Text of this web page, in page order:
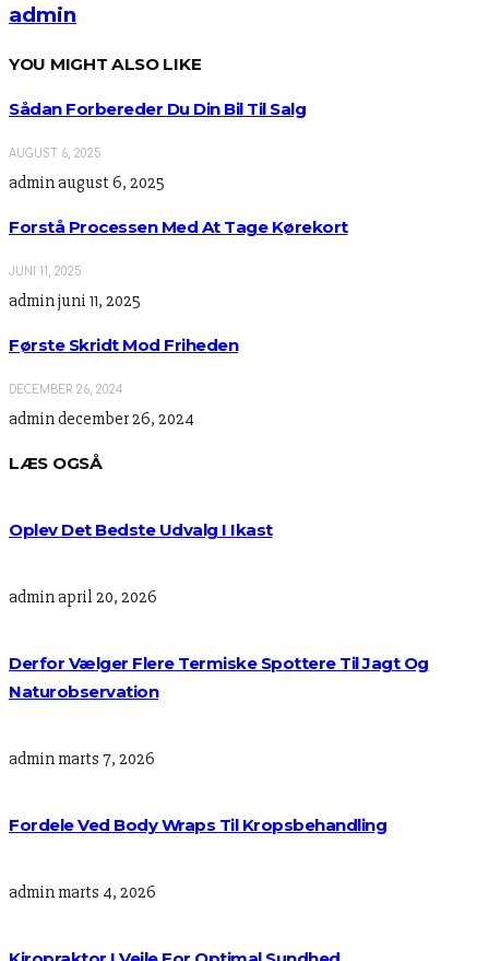
admin
YOU MIGHT ALSO LIKE
Sådan Forbereder Du Din Bil Til Salg
AUGUST 6, 2025
adminaugust 6, 2025
Forstå Processen Med At Tage Kørekort
JUNI 11, 2025
adminjuni 11, 2025
Første Skridt Mod Friheden
DECEMBER 26, 2024
admindecember 26, 2024
LÆS OGSÅ
Oplev Det Bedste Udvalg I Ikast
adminapril 20, 2026
Derfor Vælger Flere Termiske Spottere Til Jagt Og
Naturobservation
admin marts 7, 2026
Fordele Ved Body Wraps Til Kropsbehandling
admin marts 4, 2026